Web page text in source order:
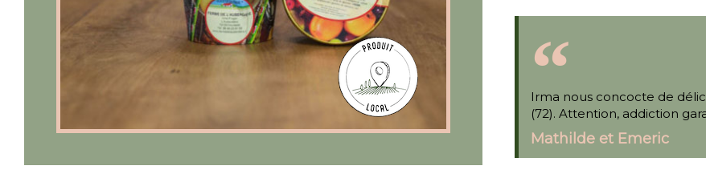
Irma nous concocte de
(72). Attention, addiction
Mathilde et Emeric